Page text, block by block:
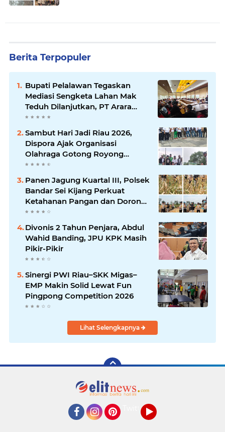
Berita Terpopuler
Bupati Pelalawan Tegaskan
Mediasi Sengketa Lahan Mak
Teduh Dilanjutkan, PT Arara
Abadi Diminta Hadir pada
Pertemuan Berikutnya
Sambut Hari Jadi Riau 2026,
Dispora Ajak Organisasi
Olahraga Gotong Royong
Percantik Stadion Utama Riau
Panen Jagung Kuartal III, Polsek
Bandar Sei Kijang Perkuat
Ketahanan Pangan dan Dorong
Produktivitas Petani
Divonis 2 Tahun Penjara, Abdul
Wahid Banding, JPU KPK Masih
Pikir-Pikir
Sinergi PWI Riau–SKK Migas–
EMP Makin Solid Lewat Fun
Pingpong Competition 2026
Lihat Selengkapnya
Twitter